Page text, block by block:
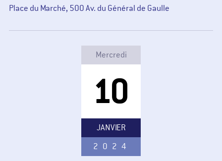
Place du Marché, 500 Av. du Général de Gaulle
Mercredi
10
JANVIER
2024